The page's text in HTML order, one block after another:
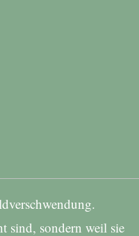
sind, sondern weil sie